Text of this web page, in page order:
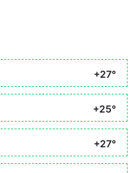
+27°
+25°
+27°